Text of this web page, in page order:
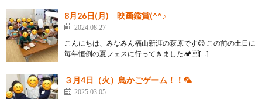
8月26日(月) 映画鑑賞(^^♪
2024.08.27
こんにちは、みなみん福山新涯の萩原です😊 この前の土日に
毎年恒例の夏フェスに行ってきました🏕️[…]
３月4日（火）鳥かごゲーム！！🦜
2025.03.05